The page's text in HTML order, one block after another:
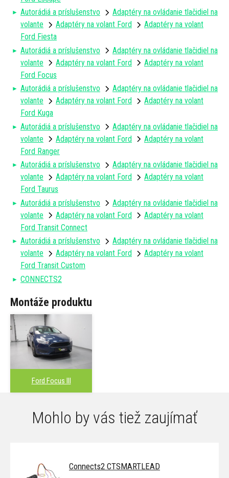
Autorádiá a príslušenstvo
Adaptéry na ovládanie tlačidiel na
volante
Adaptéry na volant Ford
Adaptéry na volant
Ford Fiesta
Autorádiá a príslušenstvo
Adaptéry na ovládanie tlačidiel na
volante
Adaptéry na volant Ford
Adaptéry na volant
Ford Focus
Autorádiá a príslušenstvo
Adaptéry na ovládanie tlačidiel na
volante
Adaptéry na volant Ford
Adaptéry na volant
Ford Kuga
Autorádiá a príslušenstvo
Adaptéry na ovládanie tlačidiel na
volante
Adaptéry na volant Ford
Adaptéry na volant
Ford Ranger
Autorádiá a príslušenstvo
Adaptéry na ovládanie tlačidiel na
volante
Adaptéry na volant Ford
Adaptéry na volant
Ford Taurus
Autorádiá a príslušenstvo
Adaptéry na ovládanie tlačidiel na
volante
Adaptéry na volant Ford
Adaptéry na volant
Ford Transit Connect
Autorádiá a príslušenstvo
Adaptéry na ovládanie tlačidiel na
volante
Adaptéry na volant Ford
Adaptéry na volant
Ford Transit Custom
CONNECTS2
Montáže produktu
Ford Focus III
Mohlo by vás tiež zaujímať
Connects2 CTSMARTLEAD